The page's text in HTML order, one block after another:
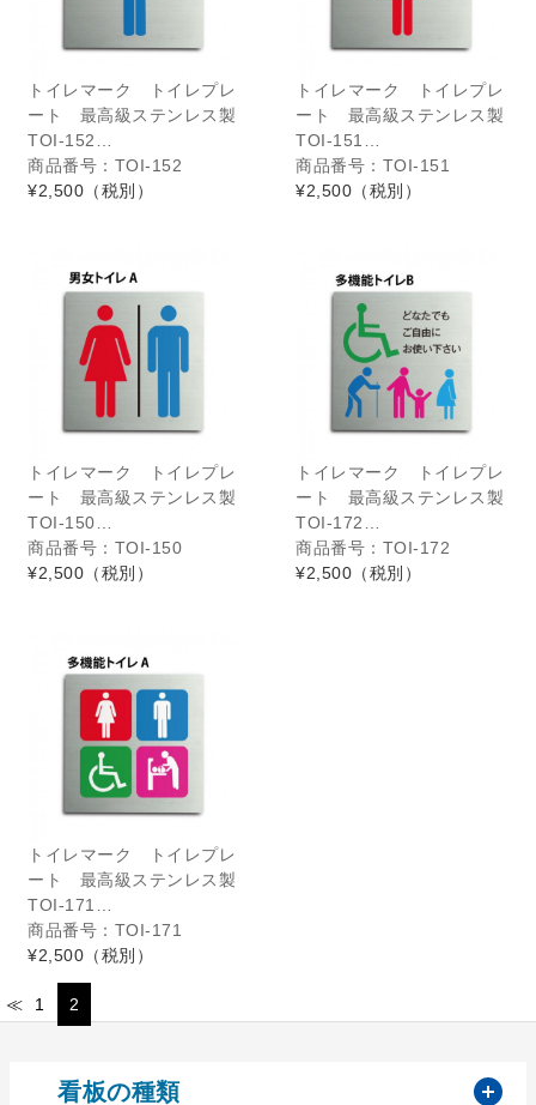
トイレマーク トイレプレ
ート 最高級ステンレス製
TOI-152…
商品番号：TOI-152
¥2,500 （税別）
トイレマーク トイレプレ
ート 最高級ステンレス製
TOI-151…
商品番号：TOI-151
¥2,500 （税別）
トイレマーク トイレプレ
ート 最高級ステンレス製
TOI-150…
商品番号：TOI-150
¥2,500 （税別）
トイレマーク トイレプレ
ート 最高級ステンレス製
TOI-172…
商品番号：TOI-172
¥2,500 （税別）
トイレマーク トイレプレ
ート 最高級ステンレス製
TOI-171…
商品番号：TOI-171
¥2,500 （税別）
≪ 1 2
看板の種類